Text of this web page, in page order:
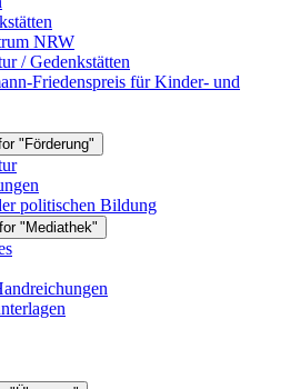
NRW
/ Gedenkstätten
Friedenspreis für Kinder- und
"Förderung"
politischen Bildung
"Mediathek"